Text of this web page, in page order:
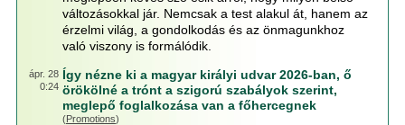
változásokkal jár. Nemcsak a test alakul át, hanem az
érzelmi világ, a gondolkodás és az önmagunkhoz
való viszony is formálódik.
ápr. 28
0:24
Így nézne ki a magyar királyi udvar 2026-ban, ő
örökölné a trónt a szigorú szabályok szerint,
meglepő foglalkozása van a főhercegnek
(Promotions)